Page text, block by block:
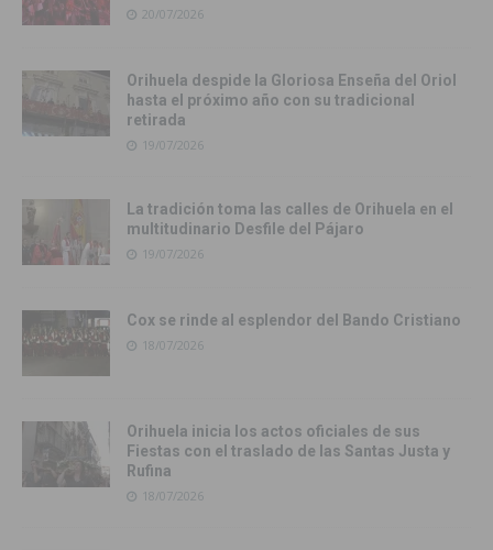
20/07/2026
Orihuela despide la Gloriosa Enseña del Oriol
hasta el próximo año con su tradicional
retirada
19/07/2026
La tradición toma las calles de Orihuela en el
multitudinario Desfile del Pájaro
19/07/2026
Cox se rinde al esplendor del Bando Cristiano
18/07/2026
Orihuela inicia los actos oficiales de sus
Fiestas con el traslado de las Santas Justa y
Rufina
18/07/2026